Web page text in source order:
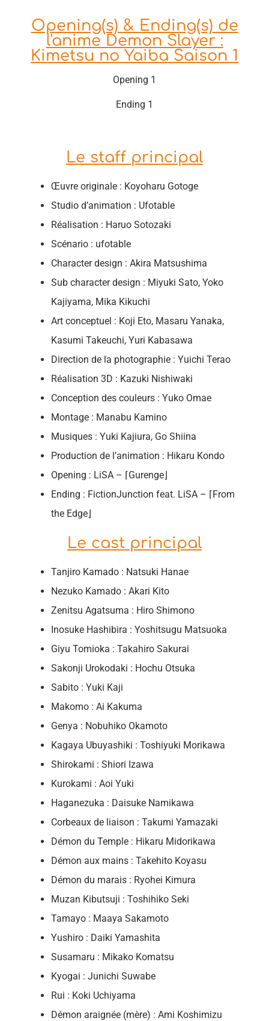
Opening(s) & Ending(s) de
l'anime Demon Slayer :
Kimetsu no Yaiba Saison 1
Opening 1
Ending 1
Le staff principal
Œuvre originale : Koyoharu Gotoge
Studio d’animation : Ufotable
Réalisation : Haruo Sotozaki
Scénario : ufotable
Character design : Akira Matsushima
Sub character design : Miyuki Sato, Yoko
Kajiyama, Mika Kikuchi
Art conceptuel : Koji Eto, Masaru Yanaka,
Kasumi Takeuchi, Yuri Kabasawa
Direction de la photographie : Yuichi Terao
Réalisation 3D : Kazuki Nishiwaki
Conception des couleurs : Yuko Omae
Montage : Manabu Kamino
Musiques : Yuki Kajiura, Go Shiina
Production de l’animation : Hikaru Kondo
Opening : LiSA – ⌈Gurenge⌋
Ending : FictionJunction feat. LiSA – ⌈From
the Edge⌋
Le cast principal
Tanjiro Kamado : Natsuki Hanae
Nezuko Kamado : Akari Kito
Zenitsu Agatsuma : Hiro Shimono
Inosuke Hashibira : Yoshitsugu Matsuoka
Giyu Tomioka : Takahiro Sakurai
Sakonji Urokodaki : Hochu Otsuka
Sabito : Yuki Kaji
Makomo : Ai Kakuma
Genya : Nobuhiko Okamoto
Kagaya Ubuyashiki : Toshiyuki Morikawa
Shirokami : Shiori Izawa
Kurokami : Aoi Yuki
Haganezuka : Daisuke Namikawa
Corbeaux de liaison : Takumi Yamazaki
Démon du Temple : Hikaru Midorikawa
Démon aux mains : Takehito Koyasu
Démon du marais : Ryohei Kimura
Muzan Kibutsuji : Toshihiko Seki
Tamayo : Maaya Sakamoto
Yushiro : Daiki Yamashita
Susamaru : Mikako Komatsu
Kyogai : Junichi Suwabe
Rui : Koki Uchiyama
Démon araignée (mère) : Ami Koshimizu